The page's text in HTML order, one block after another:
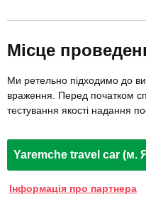
Місце
Ми ретельно підходимо до
враження. Перед початком
тестування якості надання
Yaremche travel car (м.
Інформація про партнера